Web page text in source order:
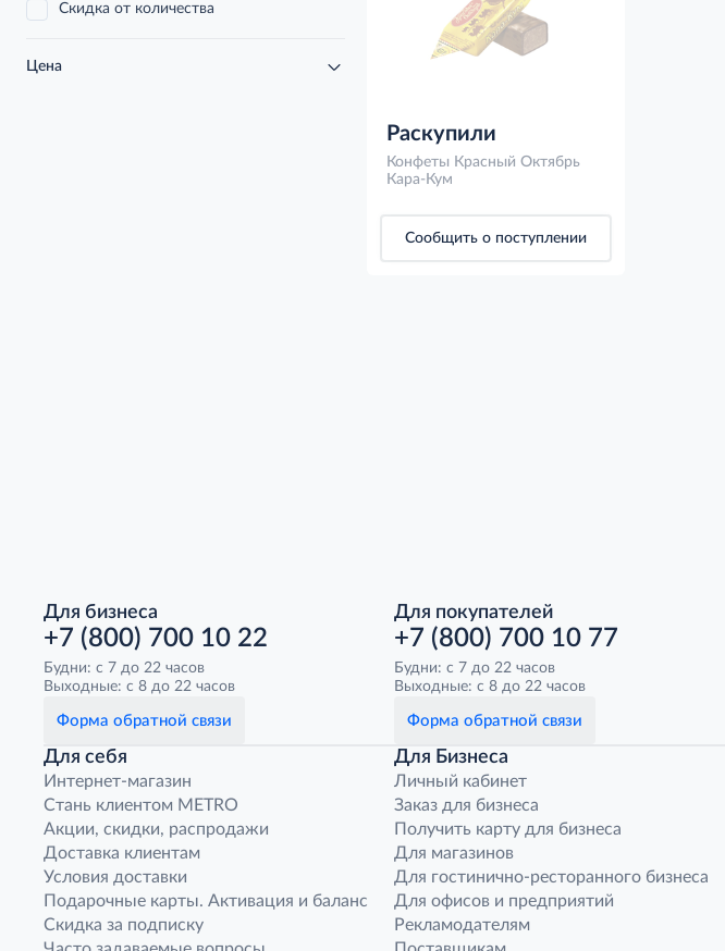
Скидка от количества
Цена
Раскупили
Конфеты Красный Октябрь
Кара-Кум
Сообщить о поступлении
Для бизнеса
+7 (800) 700 10 22
Будни: с 7 до 22 часов
Выходные: с 8 до 22 часов
Форма обратной связи
Для покупателей
+7 (800) 700 10 77
Будни: с 7 до 22 часов
Выходные: с 8 до 22 часов
Форма обратной связи
Для себя
Интернет-магазин
Стань клиентом METRO
Акции, скидки, распродажи
Доставка клиентам
Условия доставки
Подарочные карты. Активация и баланс
Скидка за подписку
Для Бизнеса
Личный кабинет
Заказ для бизнеса
Получить карту для бизнеса
Для магазинов
Для гостинично-ресторанного бизнеса
Для офисов и предприятий
Рекламодателям